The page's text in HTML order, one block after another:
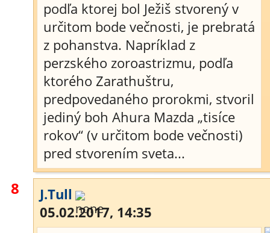
podľa ktorej bol Ježiš stvorený v
určitom bode večnosti, je prebratá
z pohanstva. Napríklad z
perzského zoroastrizmu, podľa
ktorého Zarathuštru,
predpovedaného prorokmi, stvoril
jediný boh Ahura Mazda „tisíce
rokov“ (v určitom bode večnosti)
pred stvorením sveta...
8
J.Tull
05.02.2017, 14:35